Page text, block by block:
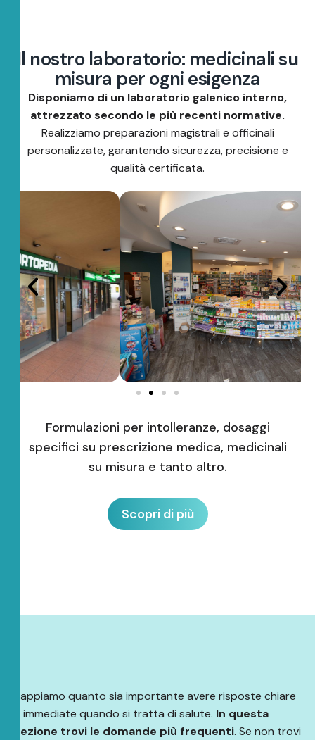
Il nostro laboratorio: medicinalisu
misura per ogni esigenza
Disponiamo di un laboratorio galenico interno,
attrezzato secondo le più recenti normative.
Realizziamo preparazioni magistrali e officinali
personalizzate, garantendo sicurezza, precisione e
qualità certificata.
Formulazioni per intolleranze, dosaggi
specifici su prescrizione medica, medicinali
su misura e tanto altro.
Scopri di più
Sappiamo quanto sia importante avere risposte chiare
e immediate quando si tratta di salute. In questa
sezione trovi le domande più frequenti. Se non trovi